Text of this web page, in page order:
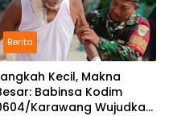
Berita
Kecil, Makna
Babinsa Kodim
Karawang Wujudkan